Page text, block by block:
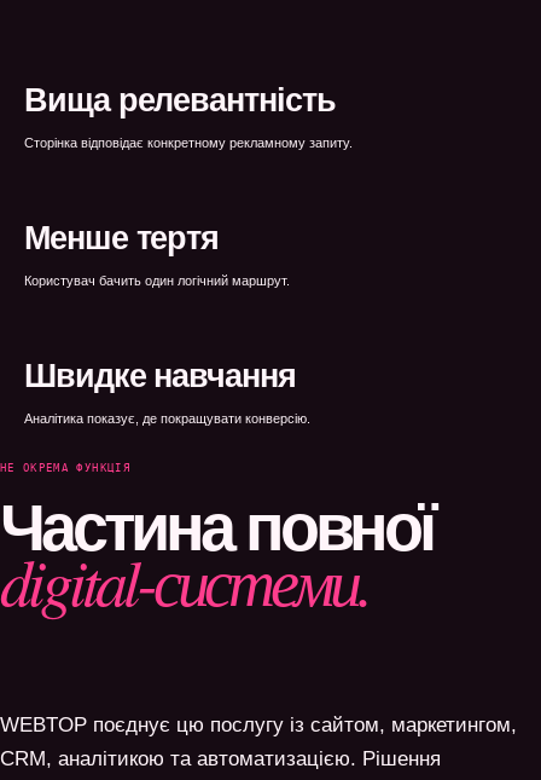
Вища релевантність
Сторінка відповідає конкретному рекламному запиту.
Менше тертя
Користувач бачить один логічний маршрут.
Швидке навчання
Аналітика показує, де покращувати конверсію.
НЕ ОКРЕМА ФУНКЦІЯ
Частина повної
digital-системи.
WEBTOP поєднує цю послугу із сайтом, маркетингом,
CRM, аналітикою та автоматизацією. Рішення